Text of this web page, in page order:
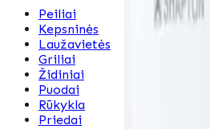
Peiliai
Kepsninės
Laužavietės
Griliai
Židiniai
Puodai
Rūkykla
Priedai